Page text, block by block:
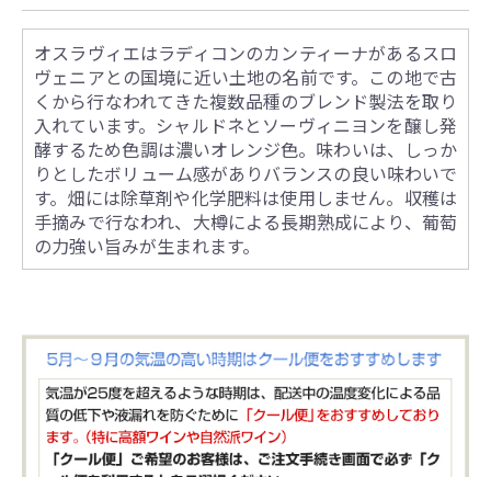
オスラヴィエはラディコンのカンティーナがあるスロ
ヴェニアとの国境に近い土地の名前です。この地で古
くから行なわれてきた複数品種のブレンド製法を取り
入れています。シャルドネとソーヴィニヨンを醸し発
酵するため色調は濃いオレンジ色。味わいは、しっか
りとしたボリューム感がありバランスの良い味わいで
す。畑には除草剤や化学肥料は使用しません。収穫は
手摘みで行なわれ、大樽による長期熟成により、葡萄
の力強い旨みが生まれます。